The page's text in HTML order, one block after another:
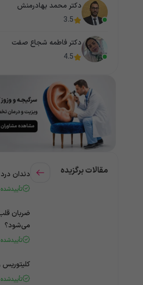
دکتر محمد بهادرمنش
3.5
دکتر فاطمه شجاع صفت
4.5
مقالات برگزیده دندان
ضربان
می‌شود؟
کلیتوریس و 8 حقایق جالب و باورنکردنی